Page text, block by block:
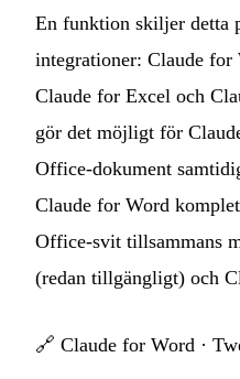
En funktion skiljer detta
integrationer: Claude for
Claude for Excel och
gör det möjligt för
Office-dokument
Claude for Word
Office-svit tillsammans
(redan tillgängligt) och
🔗 Claude for Word ·